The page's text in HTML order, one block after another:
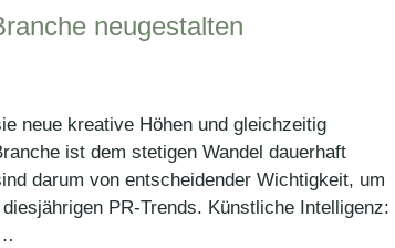
neugestalten
neue kreative Höhen und gleichzeitig
ist dem stetigen Wandel dauerhaft
darum von entscheidender Wichtigkeit, um
PR-Trends. Künstliche Intelligenz: